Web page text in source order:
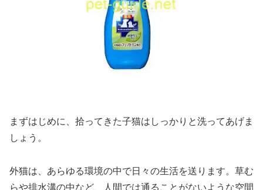
まずはじめに、拾ってきた子猫はしっかりと洗ってあげま
しょう。
外猫は、あらゆる環境の中で日々の生活を送ります。草む
らや排水溝の中など、人間では通ることがないような空間